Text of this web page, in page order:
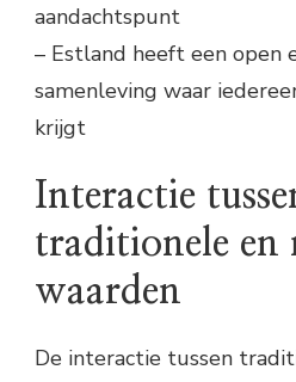
aandachtspunt
– Estland heeft een open
samenleving waar
krijgt
Interactie
traditionele en
waarden
De interactie tussen